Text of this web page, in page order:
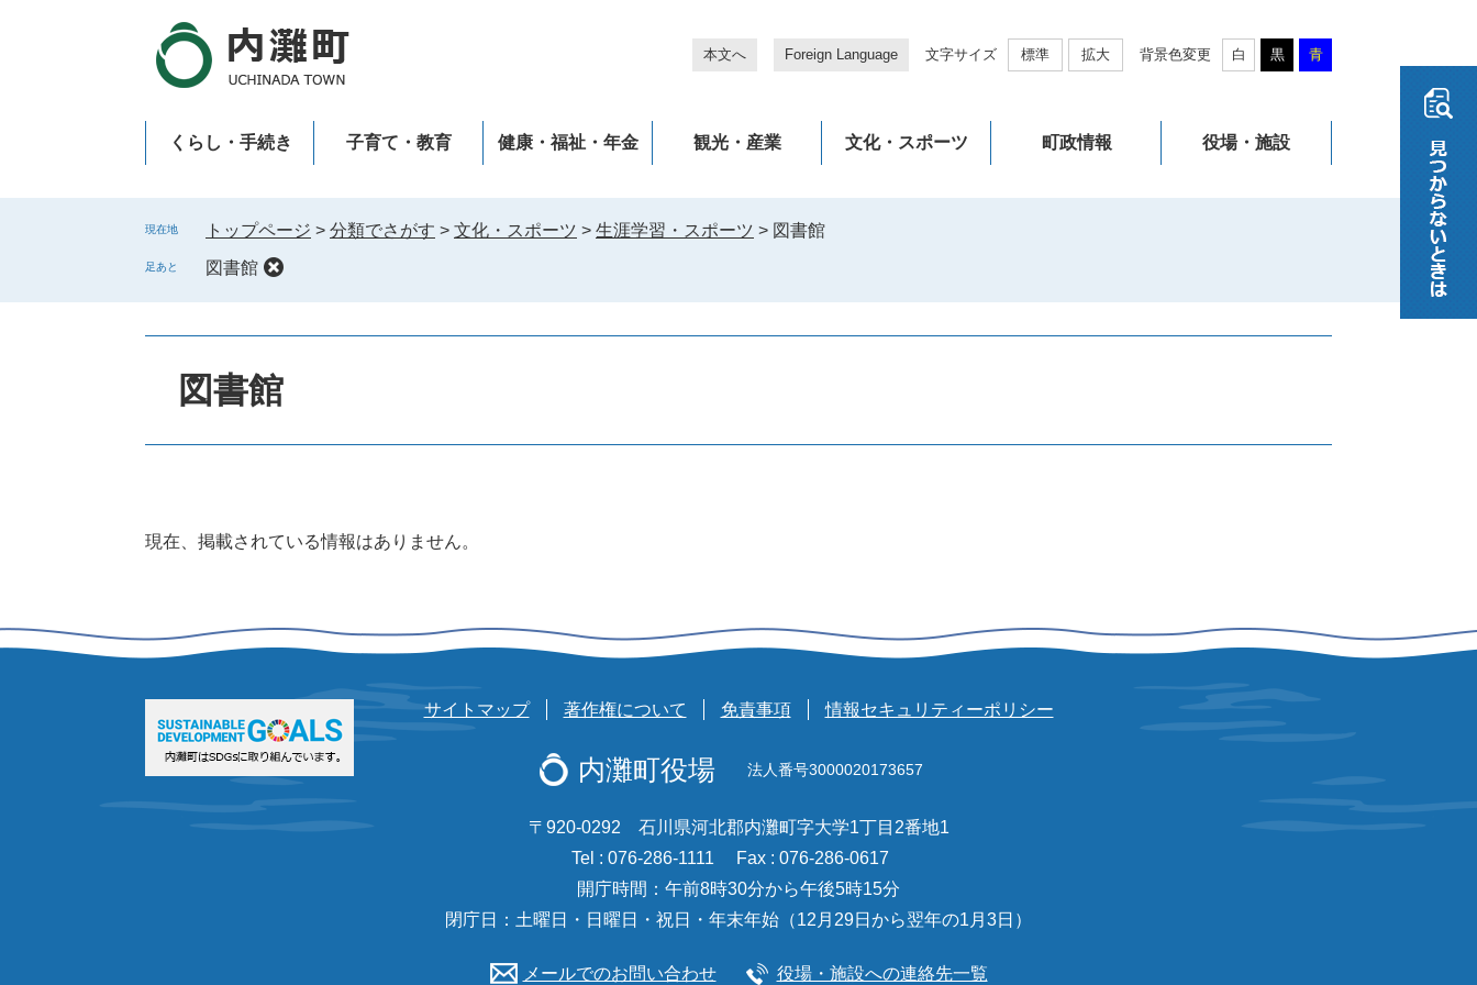
す
し
へ
本文へ Foreign Language 文字サイズ 標準 拡大 背景色変更 白 黒 青
くらし・手続き 子育て・教育 健康・福祉・年金 観光・産業 文化・スポーツ 町政情報 役場・施設
現在地 トップページ > 分類でさがす > 文化・スポーツ > 生涯学習・スポーツ > 図書館
足あと 図書館
図書館
文
現在、掲載されている情報はありません。
サイトマップ 著作権について 免責事項 情報セキュリティーポリシー
内灘町役場 法人番号3000020173657
〒920-0292 石川県河北郡内灘町字大学1丁目2番地1
Tel : 076-286-1111
Fax : 076-286-0617
開庁時間：午前8時30分から午後5時15分
閉庁日：土曜日・日曜日・祝日・年末年始（12月29日から翌年の1月3日）
メールでのお問い合わせ 役場・施設への連絡先一覧